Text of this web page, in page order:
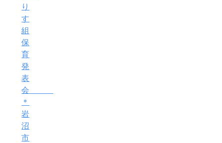
り
す
組
保
育
発
表
会
＊
岩
沼
市